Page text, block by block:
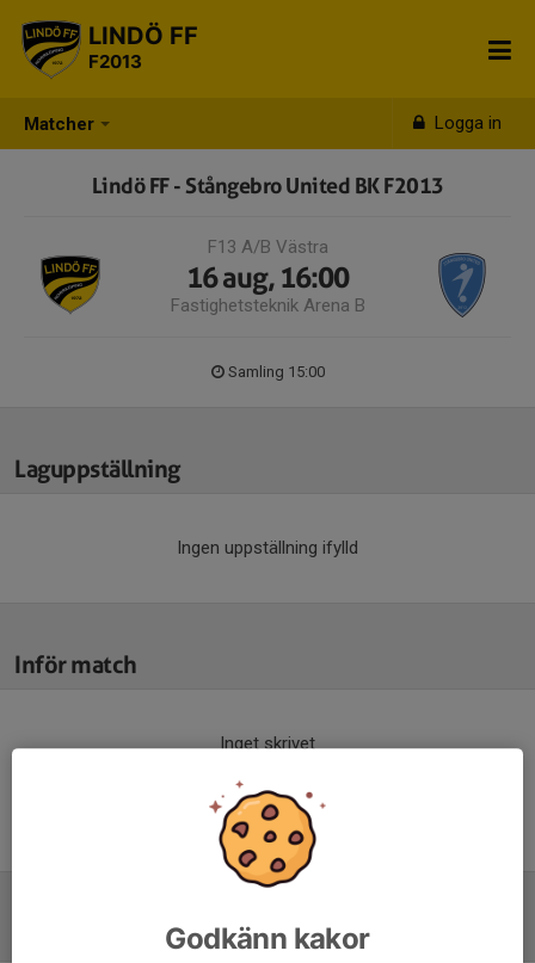
Matcher Logga in
LINDÖ FF
F2013
Lindö FF - Stångebro United BK F2013
F13 A/B Västra
16 aug, 16:00
Fastighetsteknik Arena B
Samling 15:00
Laguppställning
Ingen uppställning ifylld
Inför match
Inget skrivet
Godkänn kakor